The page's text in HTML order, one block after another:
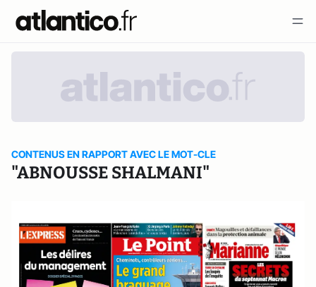
CONTENUS EN RAPPORT AVEC LE MOT-CLE
"ABNOUSSE SHALMANI"